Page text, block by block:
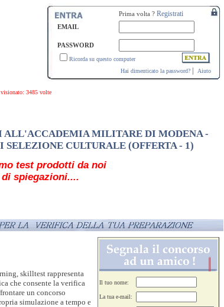
Prima volta ? Registrati
EMAIL
PASSWORD
Ricorda su questo computer
Hai dimenticato la password?| Aiuto
è stato visionato: 3485 volte
ALL'ACCADEMIA MILITARE DI MODENA -
SELEZIONE CULTURALE (OFFERTA - 1)
test prodotti da noi
spiegazioni....
skilltest rappresenta
che consente la verifica
un concorso
simulazione a tempo e
Il tuo nome:
La tua e-mail: